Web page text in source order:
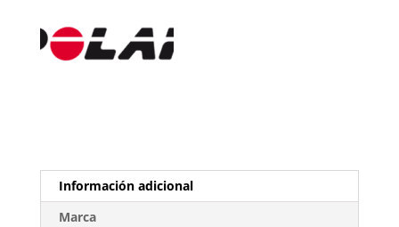
Información adicional
Marca